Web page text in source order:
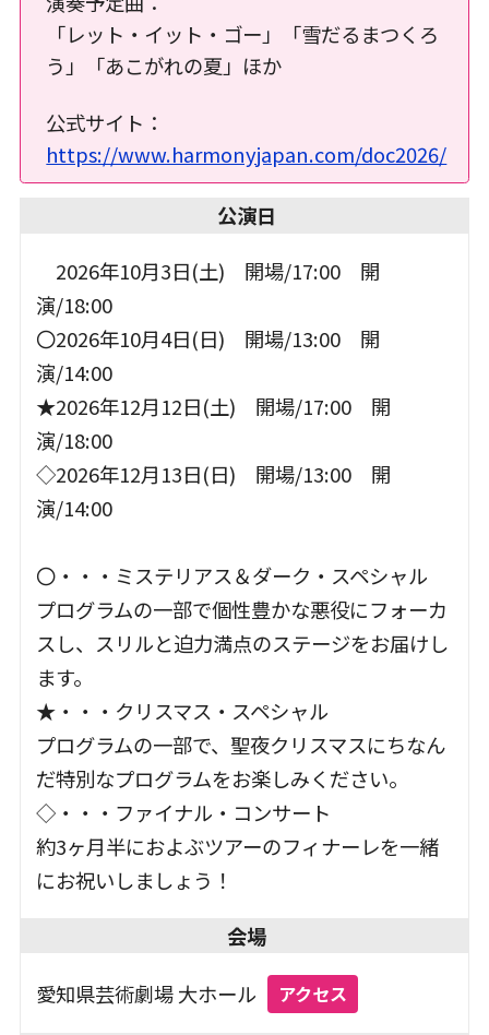
「レット・イット・ゴー」「雪だるまつくろ
う」「あこがれの夏」ほか
公式サイト：
https://www.harmonyjapan.com/doc2026/
公演日
2026年10月3日(土) 開場/17:00 開
演/18:00
〇2026年10月4日(日) 開場/13:00 開
演/14:00
★2026年12月12日(土) 開場/17:00 開
演/18:00
◇2026年12月13日(日) 開場/13:00 開
演/14:00
〇・・・ミステリアス＆ダーク・スペシャル
プログラムの一部で個性豊かな悪役にフォーカ
スし、スリルと迫力満点のステージをお届けし
ます。
★・・・クリスマス・スペシャル
プログラムの一部で、聖夜クリスマスにちなん
だ特別なプログラムをお楽しみください。
◇・・・ファイナル・コンサート
約3ヶ月半におよぶツアーのフィナーレを一緒
にお祝いしましょう！
会場
愛知県芸術劇場 大ホール アクセス